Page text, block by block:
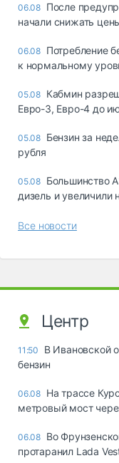
06.08 После
начали снижать
06.08 Потребление
к нормальному
05.08 Кабмин
Евро-3, Евро-4 до
05.08 Бензин за
рубля
05.08 Большинство
дизель и увеличили
Все новости
Центр
11:50
В Ивановской
бензин
06.08 На трассе
метровый мост
06.08 Во
протаранил Lada